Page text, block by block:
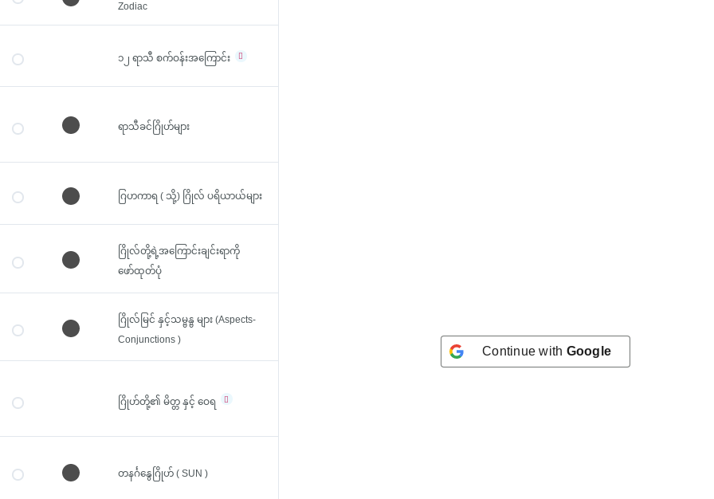
Zodiac
၁၂ ရာသီ စက်ဝန်းအကြောင်း
ရာသီခင်ဂြိုဟ်များ
ဂြဟကာရ ( သို့) ဂြိုလ် ပရိယာယ်များ
ဂြိုလ်တို့ရဲ့အကြောင်းချင်းရာကို
ဖော်ထုတ်ပုံ
ဂြိုလ်မြင် နှင့်သမ္ဗန္ဗ များ (Aspects-
Conjunctions )
ဂြိုဟ်တို့၏ မိတ္တ နှင့် ဝေရ
တနင်္ဂနွေဂြိုဟ် ( SUN )
Login with Social Media and SMS
Continue with Google
Remember Me